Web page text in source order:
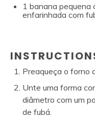
1 banana pequena
enfarinhada com
Preaqueça o forno
Unte uma forma
diâmetro com um
de fubá.